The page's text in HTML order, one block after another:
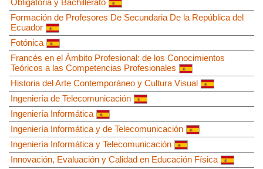
Obligatoria y Bachillerato
Formación de Profesores De Secundaria De la República del
Ecuador
Fotónica
Francés en el Ámbito Profesional: de los Conocimientos
Teóricos a las Competencias Profesionales
Historia del Arte Contemporáneo y Cultura Visual
Ingeniería de Telecomunicación
Ingeniería Informática
Ingeniería Informática y de Telecomunicación
Ingeniería Informática y Telecomunicación
Innovación, Evaluación y Calidad en Educación Física